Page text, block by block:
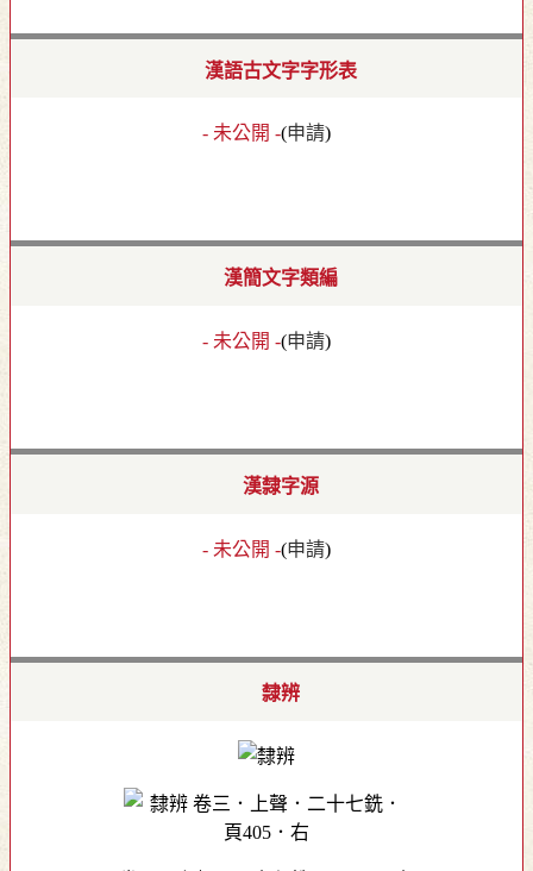
漢語古文字字形表
- 未公開 -(申請)
漢簡文字類編
- 未公開 -(申請)
漢隸字源
- 未公開 -(申請)
隸辨